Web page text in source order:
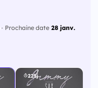
· Prochaine date28 janv.
225j